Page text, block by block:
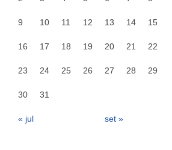
9 10 11 12 13 14 15
16 17 18 19 20 21 22
23 24 25 26 27 28 29
30 31
« jul set »